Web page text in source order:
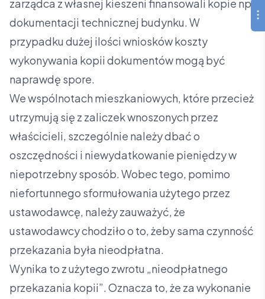
zarządca z własnej kieszeni finansowali kopie np.
dokumentacji technicznej budynku. W
przypadku dużej ilości wniosków koszty
wykonywania kopii dokumentów mogą być
naprawdę spore.
We wspólnotach mieszkaniowych, które przecież
utrzymują się z zaliczek wnoszonych przez
właścicieli, szczególnie należy dbać o
oszczędności i niewydatkowanie pieniędzy w
niepotrzebny sposób. Wobec tego, pomimo
niefortunnego sformułowania użytego przez
ustawodawcę, należy zauważyć, że
ustawodawcy chodziło o to, żeby sama czynność
przekazania była nieodpłatna.
Wynika to z użytego zwrotu „nieodpłatnego
przekazania kopii”. Oznacza to, że za wykonanie